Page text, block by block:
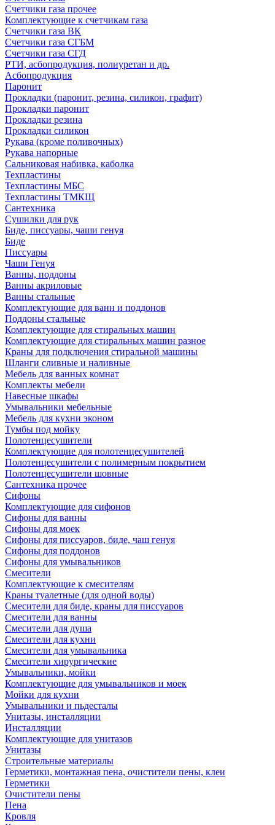
Счетчики газа прочее
Комплектующие к счетчикам газа
Счетчики газа ВК
Счетчики газа СГБМ
Счетчики газа СГД
РТИ, асбопродукция, полиуретан и др.
Асбопродукция
Паронит
Прокладки (паронит, резина, силикон, графит)
Прокладки паронит
Прокладки резина
Прокладки силикон
Рукава (кроме поливочных)
Рукава напорные
Сальниковая набивка, каболка
Техпластины
Техпластины МБС
Техпластины ТМКЩ
Сантехника
Сушилки для рук
Биде, писсуары, чаши генуя
Биде
Писсуары
Чаши Генуя
Ванны, поддоны
Ванны акриловые
Ванны стальные
Комплектующие для ванн и поддонов
Поддоны стальные
Комплектующие для стиральных машин
Комплектующие для стиральных машин разное
Краны для подключения стиральной машины
Шланги сливные и наливные
Мебель для ванных комнат
Комплекты мебели
Навесные шкафы
Умывальники мебельные
Мебель для кухни эконом
Тумбы под мойку
Полотенцесушители
Комплектующие для полотенцесушителей
Полотенцесушители с полимерным покрытием
Полотенцесушители шовные
Сантехника прочее
Сифоны
Комплектующие для сифонов
Сифоны для ванны
Сифоны для моек
Сифоны для писсуаров, биде, чаш генуя
Сифоны для поддонов
Сифоны для умывальников
Смесители
Комплектующие к смесителям
Краны туалетные (для одной воды)
Смесители для биде, краны для писсуаров
Смесители для ванны
Смесители для душа
Смесители для кухни
Смесители для умывальника
Смесители хирургические
Умывальники, мойки
Комплектующие для умывальников и моек
Мойки для кухни
Умывальники и пьдесталы
Унитазы, инсталляции
Инсталляции
Комплектующие для унитазов
Унитазы
Строительные материалы
Герметики, монтажная пена, очистители пены, клеи
Герметики
Очистители пены
Пена
Кровля